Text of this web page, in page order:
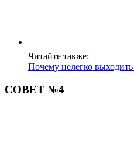
Читайте также:
Почему нелегко
СОВЕТ №4